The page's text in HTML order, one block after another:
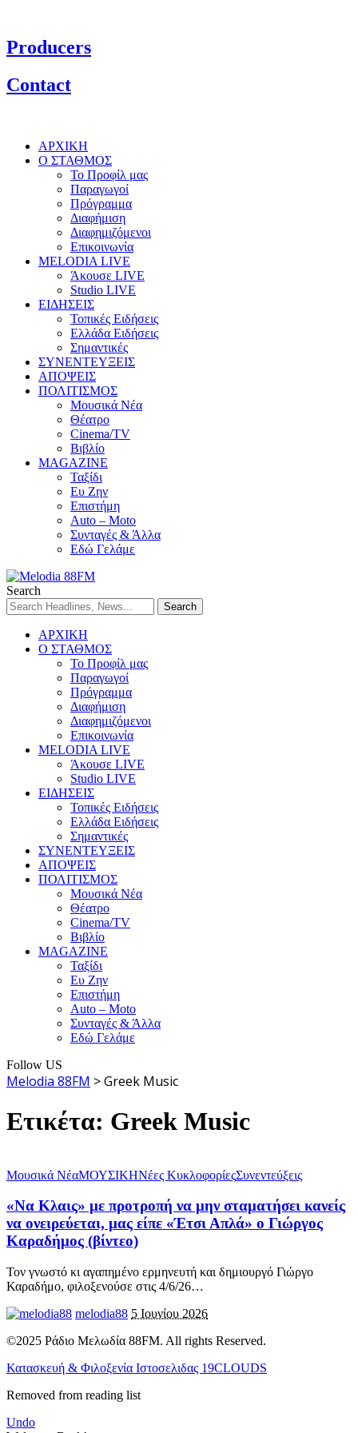
Producers
Contact
ΑΡΧΙΚΗ
Ο ΣΤΑΘΜΟΣ
Το Προφίλ μας
Παραγωγοί
Πρόγραμμα
Διαφήμιση
Διαφημιζόμενοι
Επικοινωνία
MELODIA LIVE
Άκουσε LIVE
Studio LIVE
ΕΙΔΗΣΕΙΣ
Τοπικές Ειδήσεις
Ελλάδα Ειδήσεις
Σημαντικές
ΣΥΝΕΝΤΕΥΞΕΙΣ
ΑΠΟΨΕΙΣ
ΠΟΛΙΤΙΣΜΟΣ
Μουσικά Νέα
Θέατρο
Cinema/TV
Βιβλίο
MAGAZINE
Ταξίδι
Ευ Ζην
Επιστήμη
Auto – Moto
Συνταγές & Άλλα
Εδώ Γελάμε
Search
ΑΡΧΙΚΗ
Ο ΣΤΑΘΜΟΣ
Το Προφίλ μας
Παραγωγοί
Πρόγραμμα
Διαφήμιση
Διαφημιζόμενοι
Επικοινωνία
MELODIA LIVE
Άκουσε LIVE
Studio LIVE
ΕΙΔΗΣΕΙΣ
Τοπικές Ειδήσεις
Ελλάδα Ειδήσεις
Σημαντικές
ΣΥΝΕΝΤΕΥΞΕΙΣ
ΑΠΟΨΕΙΣ
ΠΟΛΙΤΙΣΜΟΣ
Μουσικά Νέα
Θέατρο
Cinema/TV
Βιβλίο
MAGAZINE
Ταξίδι
Ευ Ζην
Επιστήμη
Auto – Moto
Συνταγές & Άλλα
Εδώ Γελάμε
Follow US
Melodia 88FM >Greek Music
Ετικέτα: Greek Music
Μουσικά ΝέαΜΟΥΣΙΚΗΝέες ΚυκλοφορίεςΣυνεντεύξεις
«Να Κλαις» με προτροπή να μην σταματήσει κανείς
να ονειρεύεται, μας είπε «Έτσι Απλά» ο Γιώργος
Καραδήμος (βίντεο)
Τον γνωστό κι αγαπημένο ερμηνευτή και δημιουργό Γιώργο
Καραδήμο, φιλοξενούσε στις 4/6/26…
melodia88 5 Ιουνίου 2026
©2025 Ράδιο Μελωδία 88FM. All rights Reserved.
Κατασκευή & Φιλοξενία Ιστοσελιδας 19CLOUDS
Removed from reading list
Undo